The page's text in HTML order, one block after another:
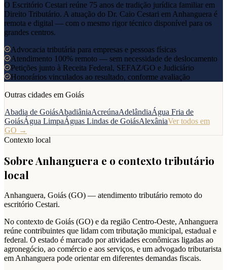
O Escritório Cestari reúne 75 anos de tradição jurídica familiar em
Direito Tributário. A atuação do Dr. Caio Cestari em Anhanguera é
remota e digital — com o mesmo rigor técnico disponível para os
grandes centros.
Advocacia tributária para empresas e pessoas físicas
Atendimento 100% remoto — sem necessidade de deslocamento
Petições junto à Receita Federal, SEFAZ/GO e Judiciário
Honorários vinculados ao resultado, conforme avaliação
Outras cidades em Goiás
Abadia de GoiásAbadiâniaAcreúnaAdelândiaÁgua Fria de
GoiásÁgua LimpaÁguas Lindas de GoiásAlexâniaVer todos em
GO →
Contexto local
SobreAnhanguera e o contexto tributário
local
Anhanguera, Goiás (GO) — atendimento tributário remoto do
escritório Cestari.
No contexto de Goiás (GO) e da região Centro-Oeste, Anhanguera
reúne contribuintes que lidam com tributação municipal, estadual e
federal. O estado é marcado por atividades econômicas ligadas ao
agronegócio, ao comércio e aos serviços, e um advogado tributarista
em Anhanguera pode orientar em diferentes demandas fiscais.